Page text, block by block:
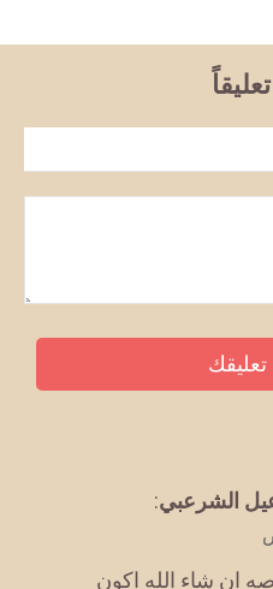
الشرعبي:
ان شاء الله اكون